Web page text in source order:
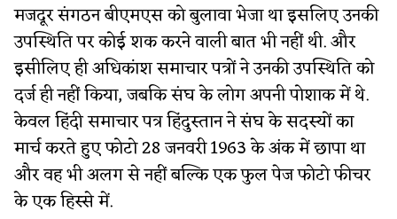
मजदूर संगठन बीएमएस को बुलावा भेजा था इसलिए उनकी
उपस्थिति पर कोई शक करने वाली बात भी नहीं थी. और
इसीलिए ही अधिकांश समाचार पत्रों ने उनकी उपस्थिति को
दर्ज ही नहीं किया, जबकि संघ के लोग अपनी पोशाक में थे.
केवल हिंदी समाचार पत्र हिंदुस्तान ने संघ के सदस्यों का
मार्च करते हुए फोटो 28 जनवरी 1963 के अंक में छापा था
और वह भी अलग से नहीं बल्कि एक फुल पेज फोटो फीचर
के एक हिस्से में.